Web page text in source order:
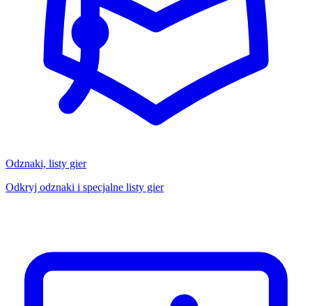
Odznaki, listy gier
Odkryj odznaki i specjalne listy gier